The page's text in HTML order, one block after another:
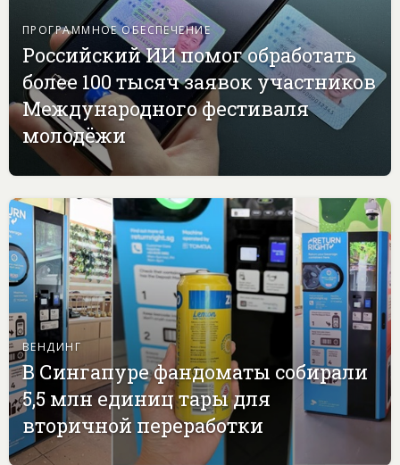
ПРОГРАММНОЕ ОБЕСПЕЧЕНИЕ
Российский ИИ помог обработать
более 100 тысяч заявок участников
Международного фестиваля
молодёжи
ВЕНДИНГ
В Сингапуре фандоматы собирали
5,5 млн единиц тары для
вторичной переработки